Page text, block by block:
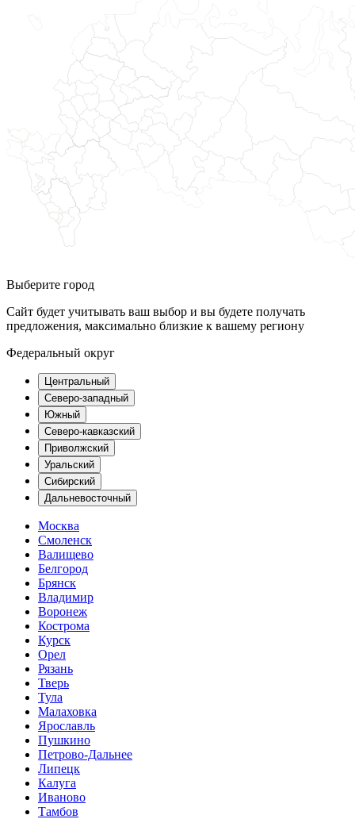
Выберите город
Сайт будет учитывать ваш выбор и вы будете получать
предложения, максимально близкие к вашему региону
Федеральный округ
Центральный
Северо-западный
Южный
Северо-кавказский
Приволжский
Уральский
Сибирский
Дальневосточный
Москва
Смоленск
Валищево
Белгород
Брянск
Владимир
Воронеж
Кострома
Курск
Орел
Рязань
Тверь
Тула
Малаховка
Ярославль
Пушкино
Петрово-Дальнее
Липецк
Калуга
Иваново
Тамбов